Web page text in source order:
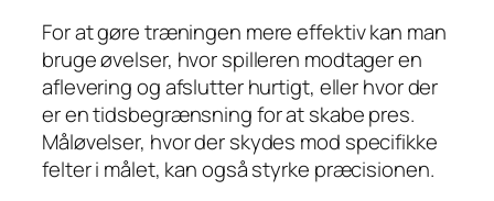
For at gøre træningen mere effektiv kan man
bruge øvelser, hvor spilleren modtager en
aflevering og afslutter hurtigt, eller hvor der
er en tidsbegrænsning for at skabe pres.
Måløvelser, hvor der skydes mod specifikke
felter i målet, kan også styrke præcisionen.